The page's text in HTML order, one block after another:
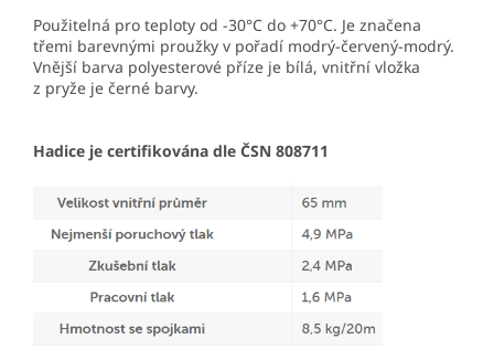
Použitelná pro teploty od -30°C do +70°C. Je značena
třemi barevnými proužky v pořadí modrý-červený-modrý.
Vnější barva polyesterové příze je bílá, vnitřní vložka
z pryže je černé barvy.
Hadice je certifikována dle ČSN 808711